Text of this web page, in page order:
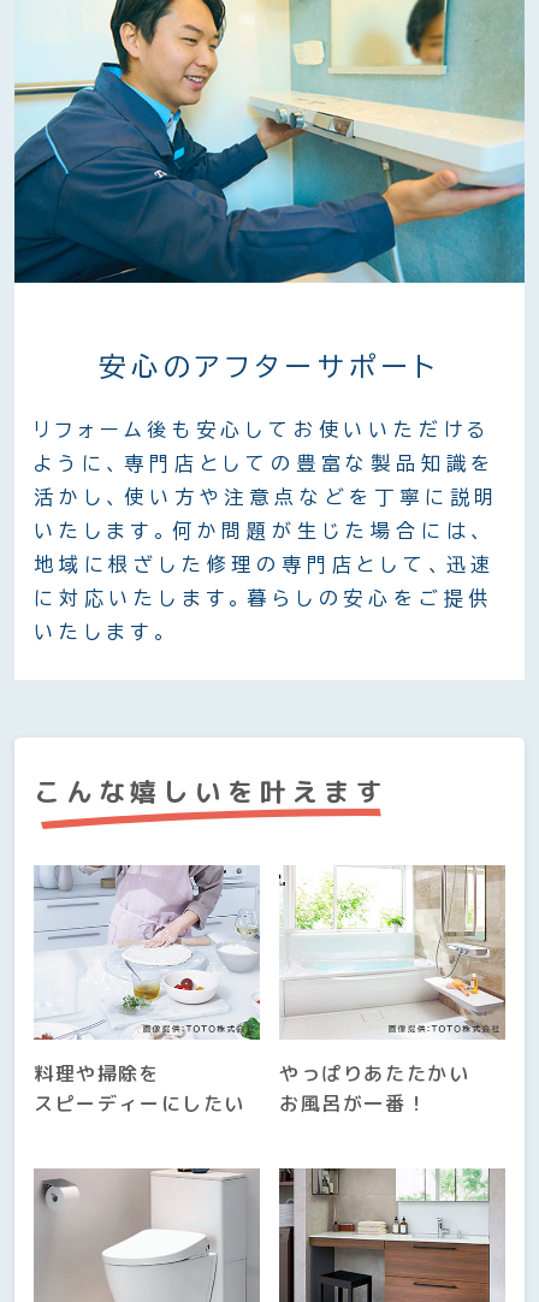
安心のアフターサポート
リフォーム後も安心してお使いいただける
ように、専門店としての豊富な製品知識を
活かし、使い方や注意点などを丁寧に説明
いたします。何か問題が生じた場合には、
地域に根ざした修理の専門店として、迅速
に対応いたします。暮らしの安心をご提供
いたします。
こんな嬉しいを叶えます
料理や掃除を
スピーディーにしたい
やっぱりあたたかい
お風呂が一番！